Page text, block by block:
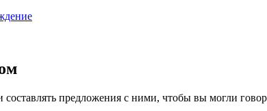
предложения с ними, чтобы вы могли